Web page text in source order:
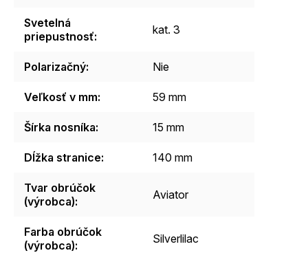
Svetelná
priepustnosť: kat. 3
Polarizačný: Nie
Veľkosť v mm: 59 mm
Šírka nosníka: 15 mm
Dĺžka stranice: 140 mm
Tvar obrúčok
(výrobca): Aviator
Farba obrúčok
(výrobca): Silverlilac